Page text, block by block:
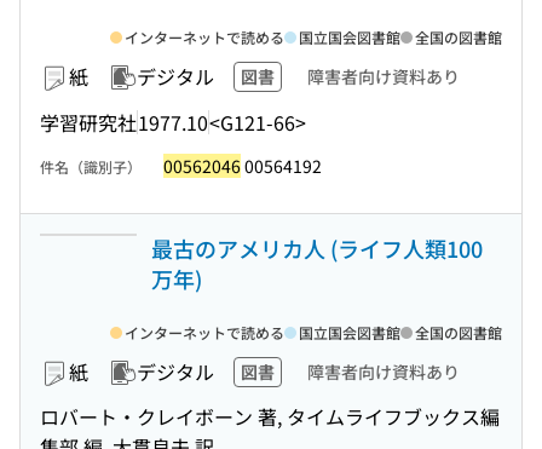
紙 デジタル 図書 障害者向け資料あり
学習研究社1977.10<G121-66>
インターネットで読める 国立国会図書館 全国の図書館
件名（識別子） 0056204600564192
最古のアメリカ人 (ライフ人類100
万年)
紙 デジタル 図書 障害者向け資料あり
ロバート・クレイボーン 著, タイムライフブックス編
インターネットで読める 国立国会図書館 全国の図書館